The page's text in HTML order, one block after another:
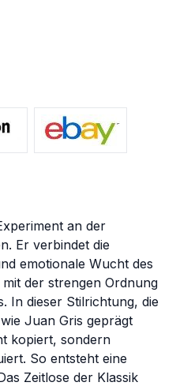
an der
Er verbindet die
emotionale Wucht des
der strengen Ordnung
In dieser Stilrichtung, die
Juan Gris geprägt
kopiert, sondern
So entsteht eine
Zeitlose der Klassik